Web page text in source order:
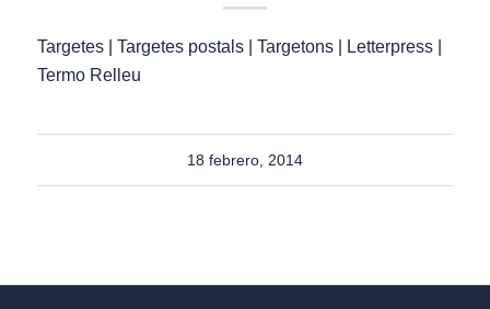
Targetes | Targetes postals | Targetons | Letterpress |
Termo Relleu
18 febrero, 2014